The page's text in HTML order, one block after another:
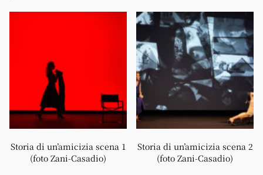
Storia di un’amicizia scena 1
(foto Zani-Casadio)
Storia di un’amicizia scena 2
(foto Zani-Casadio)